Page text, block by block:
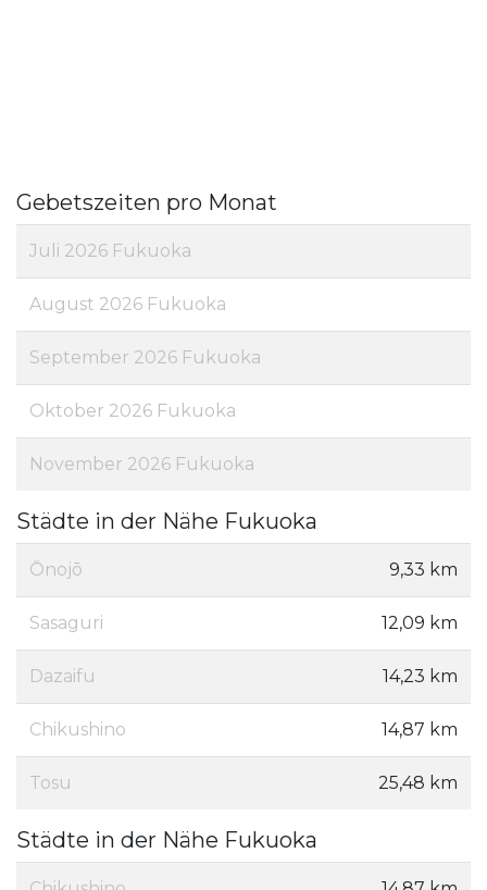
Gebetszeiten pro Monat
Juli 2026 Fukuoka
August 2026 Fukuoka
September 2026 Fukuoka
Oktober 2026 Fukuoka
November 2026 Fukuoka
Städte in der Nähe Fukuoka
Ōnojō 9,33 km
Sasaguri 12,09 km
Dazaifu 14,23 km
Chikushino 14,87 km
Tosu 25,48 km
Städte in der Nähe Fukuoka